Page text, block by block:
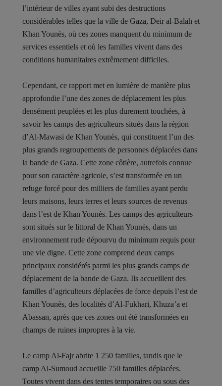
l’intérieur de villes ayant subi des destructions
considérables telles que la ville de Gaza, Deir al-Balah et
Khan Younès, où ces zones manquent du minimum de
services essentiels et où les familles vivent dans des
conditions humanitaires extrêmement difficiles.
Cependant, ce rapport met en lumière de manière plus
approfondie l’une des zones de déplacement les plus
densément peuplées et les plus durement touchées, à
savoir les camps des agriculteurs situés dans la région
d’Al-Mawasi de Khan Younès, qui constituent l’un des
plus grands regroupements de personnes déplacées dans
la bande de Gaza. Cette zone côtière, autrefois connue
pour son caractère agricole, s’est transformée en un
refuge forcé pour des milliers de familles ayant perdu
leurs maisons, leurs terres et leurs sources de revenus
dans l’est de Khan Younès. Les camps des agriculteurs
sont situés sur le littoral de Khan Younès, dans un
environnement rude dépourvu du minimum requis pour
une vie digne. Cette zone comprend deux camps
principaux considérés parmi les plus grands camps de
déplacement de la bande de Gaza. Ils accueillent des
familles d’agriculteurs déplacées de force depuis l’est de
Khan Younès, des localités d’Al-Fukhari, Khuza’a et
Abassan, après que ces zones ont été transformées en
champs de ruines impropres à la vie.
Le camp Al-Fajr abrite 1 250 familles, tandis que le
camp Al-Sumoud accueille 750 familles déplacées.
Toutes vivent dans des tentes temporaires ou sous des